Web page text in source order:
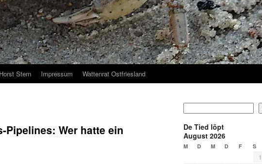
Horst Stern Impressum Wattenrat Ostfriesland
Pipelines: Wer hatte ein
De Tied löpt
August 2026
M D M D F S
1